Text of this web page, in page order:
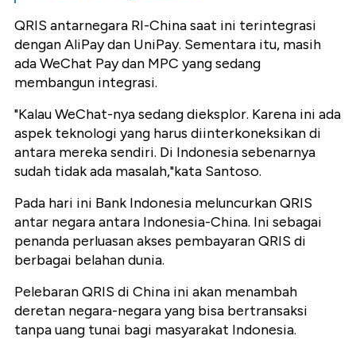
QRIS antarnegara RI-China saat ini terintegrasi
dengan AliPay dan UniPay. Sementara itu, masih
ada WeChat Pay dan MPC yang sedang
membangun integrasi.
"Kalau WeChat-nya sedang dieksplor. Karena ini ada
aspek teknologi yang harus diinterkoneksikan di
antara mereka sendiri. Di Indonesia sebenarnya
sudah tidak ada masalah,"kata Santoso.
Pada hari ini Bank Indonesia meluncurkan QRIS
antar negara antara Indonesia-China. Ini sebagai
penanda perluasan akses pembayaran QRIS di
berbagai belahan dunia.
Pelebaran QRIS di China ini akan menambah
deretan negara-negara yang bisa bertransaksi
tanpa uang tunai bagi masyarakat Indonesia.